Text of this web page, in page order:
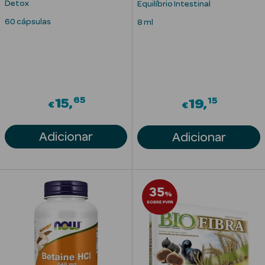
Cor
Ver Tudo
Necessidades
da Pele
Anti idade
Celulite
Cicatrizes
Detox
60 cápsulas
€15 65
Adicionar
Equilíbrio Intestinal
8 ml
€19 15
Adicionar
35%
SOBRE PVPR